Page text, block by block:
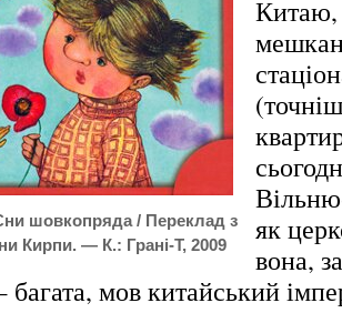
шовкопряда / Переклад з
Кирпи. — К.: Грані-Т, 2009
як
вона,
багата, мов китайський